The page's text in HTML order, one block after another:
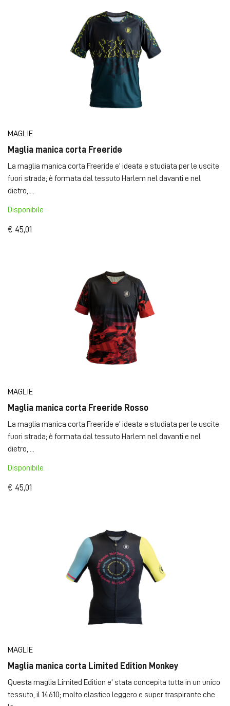
MAGLIE
Maglia manica corta Freeride
La maglia manica corta Freeride e' ideata e studiata per le uscite
fuori strada; è formata dal tessuto Harlem nel davanti e nel
dietro, ...
Disponibile
€ 45,01
MAGLIE
Maglia manica corta Freeride Rosso
La maglia manica corta Freeride e' ideata e studiata per le uscite
fuori strada; è formata dal tessuto Harlem nel davanti e nel
dietro, ...
Disponibile
€ 45,01
MAGLIE
Maglia manica corta Limited Edition Monkey
Questa maglia Limited Edition e' stata concepita tutta in un unico
tessuto, il 14610; molto elastico leggero e super traspirante che